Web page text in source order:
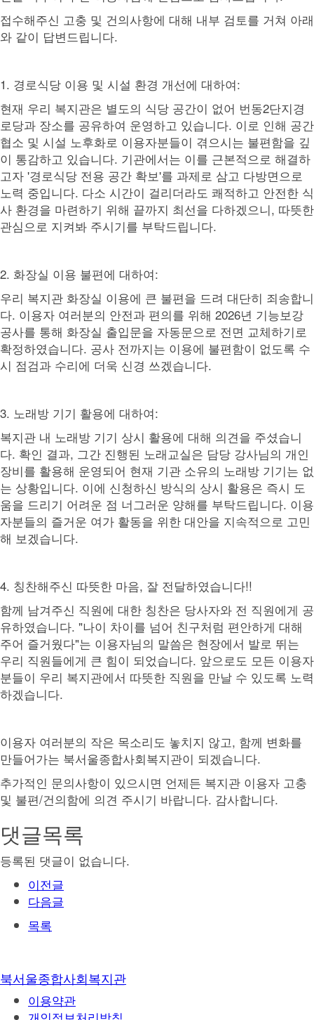
접수해주신 고충 및 건의사항에 대해 내부 검토를 거쳐 아래
와 같이 답변드립니다.
1. 경로식당 이용 및 시설 환경 개선에 대하여:
현재 우리 복지관은 별도의 식당 공간이 없어 번동2단지경
로당과 장소를 공유하여 운영하고 있습니다. 이로 인해 공간
협소 및 시설 노후화로 이용자분들이 겪으시는 불편함을 깊
이 통감하고 있습니다. 기관에서는 이를 근본적으로 해결하
고자 '경로식당 전용 공간 확보'를 과제로 삼고 다방면으로
노력 중입니다. 다소 시간이 걸리더라도 쾌적하고 안전한 식
사 환경을 마련하기 위해 끝까지 최선을 다하겠으니, 따뜻한
관심으로 지켜봐 주시기를 부탁드립니다.
2. 화장실 이용 불편에 대하여:
우리 복지관 화장실 이용에 큰 불편을 드려 대단히 죄송합니
다. 이용자 여러분의 안전과 편의를 위해 2026년 기능보강
공사를 통해 화장실 출입문을 자동문으로 전면 교체하기로
확정하였습니다. 공사 전까지는 이용에 불편함이 없도록 수
시 점검과 수리에 더욱 신경 쓰겠습니다.
3. 노래방 기기 활용에 대하여:
복지관 내 노래방 기기 상시 활용에 대해 의견을 주셨습니
다. 확인 결과, 그간 진행된 노래교실은 담당 강사님의 개인
장비를 활용해 운영되어 현재 기관 소유의 노래방 기기는 없
는 상황입니다. 이에 신청하신 방식의 상시 활용은 즉시 도
움을 드리기 어려운 점 너그러운 양해를 부탁드립니다. 이용
자분들의 즐거운 여가 활동을 위한 대안을 지속적으로 고민
해 보겠습니다.
4. 칭찬해주신 따뜻한 마음, 잘 전달하였습니다!!
함께 남겨주신 직원에 대한 칭찬은 당사자와 전 직원에게 공
유하였습니다. "나이 차이를 넘어 친구처럼 편안하게 대해
주어 즐거웠다"는 이용자님의 말씀은 현장에서 발로 뛰는
우리 직원들에게 큰 힘이 되었습니다. 앞으로도 모든 이용자
분들이 우리 복지관에서 따뜻한 직원을 만날 수 있도록 노력
하겠습니다.
이용자 여러분의 작은 목소리도 놓치지 않고, 함께 변화를
만들어가는 북서울종합사회복지관이 되겠습니다.
추가적인 문의사항이 있으시면 언제든 복지관 이용자 고충
및 불편/건의함에 의견 주시기 바랍니다. 감사합니다.
댓글목록
등록된 댓글이 없습니다.
이전글
다음글
목록
북서울종합사회복지관
이용약관